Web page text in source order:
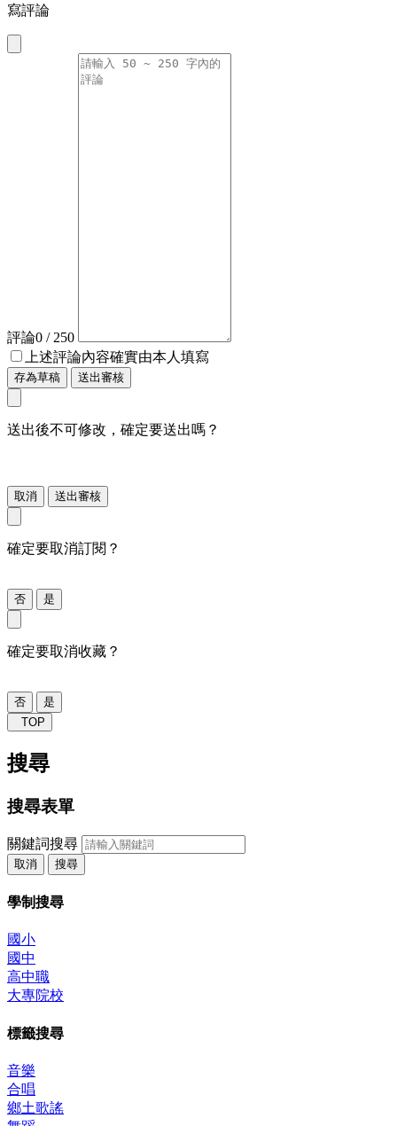
寫評論
評論0 / 250
上述評論內容確實由本人填寫
存為草稿 送出審核
送出後不可修改，確定要送出嗎？
取消 送出審核
確定要取消訂閱？
否 是
確定要取消收藏？
否
是
TOP
搜尋
搜尋表單
關鍵詞搜尋
取消 搜尋
學制搜尋
國小
國中
高中職
大專院校
標籤搜尋
音樂
合唱
鄉土歌謠